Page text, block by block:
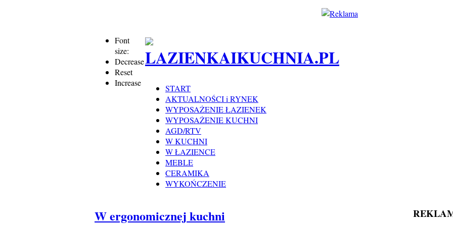
Font
size:
Decrease
Reset
Increase
START
AKTUALNOŚCI i RYNEK
WYPOSAŻENIE ŁAZIENEK
WYPOSAŻENIE KUCHNI
AGD/RTV
W KUCHNI
W ŁAZIENCE
MEBLE
CERAMIKA
WYKOŃCZENIE
W ergonomicznej kuchni